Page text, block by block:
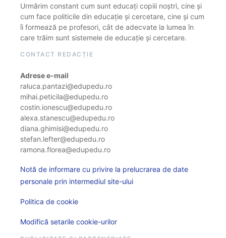
Urmărim constant cum sunt educați copiii noștri, cine și
cum face politicile din educație și cercetare, cine și cum
îi formează pe profesori, cât de adecvate la lumea în
care trăim sunt sistemele de educație și cercetare.
CONTACT REDACȚIE
Adrese e-mail
raluca.pantazi@edupedu.ro
mihai.peticila@edupedu.ro
costin.ionescu@edupedu.ro
alexa.stanescu@edupedu.ro
diana.ghimisi@edupedu.ro
stefan.lefter@edupedu.ro
ramona.florea@edupedu.ro
Notă de informare cu privire la prelucrarea de date
personale prin intermediul site-ului
Politica de cookie
Modifică setarile cookie-urilor